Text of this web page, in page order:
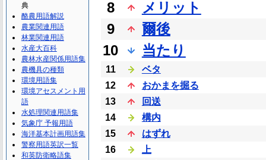
8
メリット
9
爾後
10
当たり
11
ベタ
12
おかまを掘る
13
回送
14
構内
15
はずれ
16
上
典
酪農用語解説
農業関連用語
林業関連用語
水産大百科
農林水産関係用語集
農機具の種類
環境用語集
環境アセスメント用
語
水処理関連用語集
気象庁 予報用語
海洋基本計画用語集
警察用語英訳一覧
和英防衛略語集